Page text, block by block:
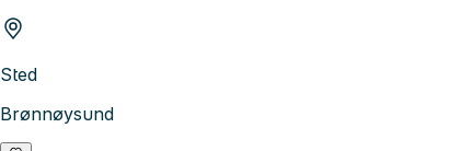
Sted
Brønnøysund